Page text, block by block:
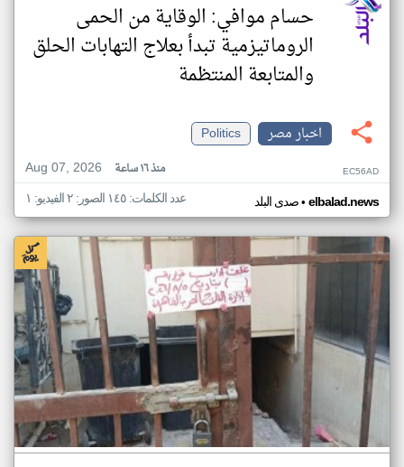
حسام موافي: الوقاية من الحمى
الروماتيزمية تبدأ بعلاج التهابات الحلق
والمتابعة المنتظمة
اخبار مصر
Politics
Aug 07, 2026
منذ ١٦ ساعة EC56AD
صدى البلد• elbalad.news عدد الكلمات: ١٤٥ الصور: ٢ الفيديو: ١